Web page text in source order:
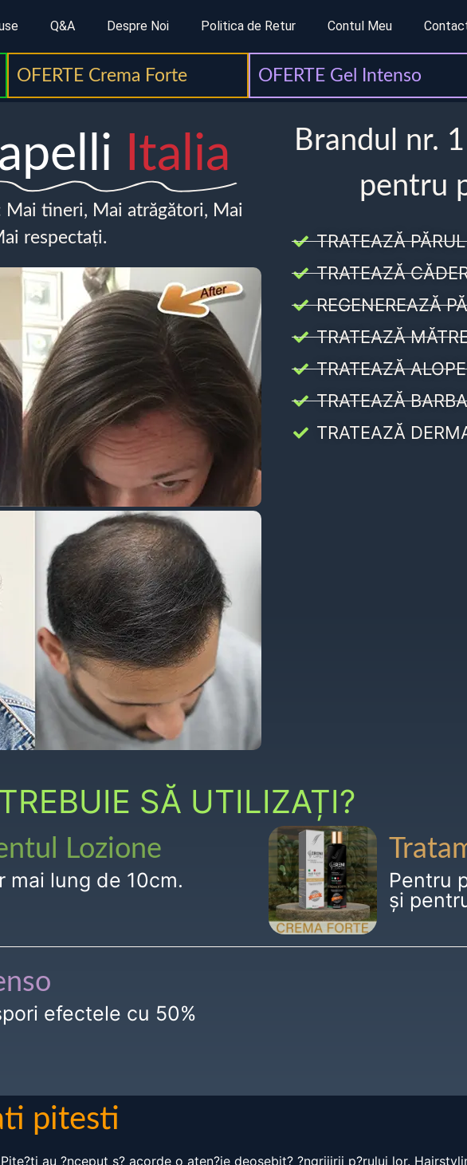
Q&A Despre Noi Politica de Retur Contul Meu
OFERTE Crema Forte OFERTE Gel Intenso
Italia
tineri, Mai atrăgători, Mai
respectați.
Brandul nr.
pentru
TRATEAZĂ
TRATEAZĂ
REGENEREAZĂ
TRATEAZĂ
TRATEAZĂ
TRATEAZĂ BARBA
TRATEAZĂ
SĂ UTILIZAȚI?
Lozione
mai lung de 10cm.
Pentru
și
efectele cu 50%
pitesti
au ?nceput s? acorde o aten?ie deosebit? ?ngrijirii p?rului lor.